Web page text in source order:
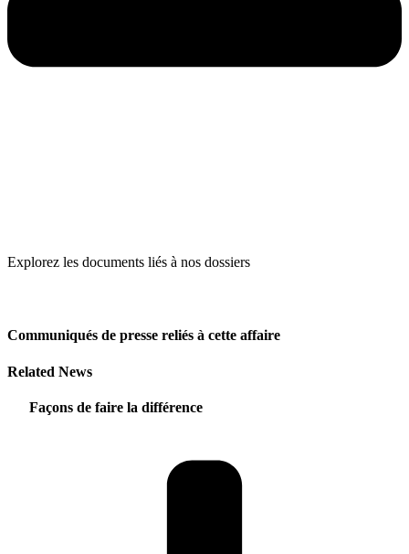
Explorez les documents liés à nos dossiers
Communiqués de presse reliés à cette affaire
Related News
Façons de faire la différence